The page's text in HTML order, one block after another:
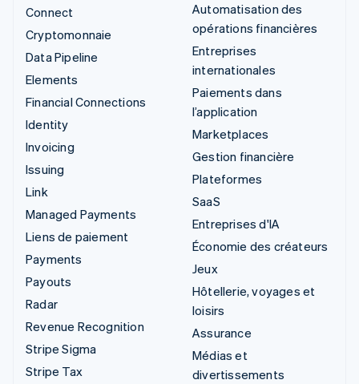
Connect
Cryptomonnaie
Data Pipeline
Elements
Financial Connections
Identity
Invoicing
Issuing
Link
Managed Payments
Liens de paiement
Payments
Payouts
Radar
Revenue Recognition
Stripe Sigma
Stripe Tax
Automatisation des
opérations financières
Entreprises
internationales
Paiements dans
l’application
Marketplaces
Gestion financière
Plateformes
SaaS
Entreprises d'IA
Économie des créateurs
Jeux
Hôtellerie, voyages et
loisirs
Assurance
Médias et
divertissements